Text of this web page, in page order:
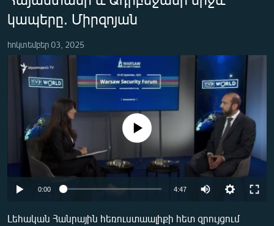
ՀԱՍԱՐԱԿՈՒԹՅՈՒՆ
ՂԱՐԱԲԱՂ
ՊԱՏԵՐԱԶՄԻ 6 ՇԱԲԱԹՆԵՐԸ
ՏԱՐԱԾԱՇՐՋԱՆ
ՄԻՋԱԶԳԱՅԻՆ
ՍՊՈՐՏ
ՄԵԿՆԱԲԱՆՈՒԹՅՈՒՆ
ՏՏ ԵՒ ԻՆՏԵՐՆԵՏ
կապերը. Միրզոյան
հոկտեմբեր 03, 2025
No media source currently available
0:00 4:47
Լեհական Հանրային հեռուստաալիքի հետ զրույցում